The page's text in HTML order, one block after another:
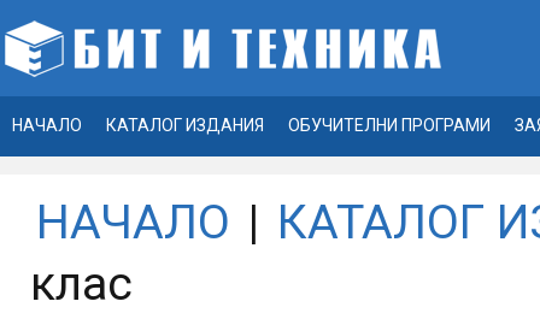
НАЧАЛО КАТАЛОГ ИЗДАНИЯ ОБУЧИТЕЛНИ ПРОГРАМИ
НАЧАЛО | КАТАЛОГ
клас